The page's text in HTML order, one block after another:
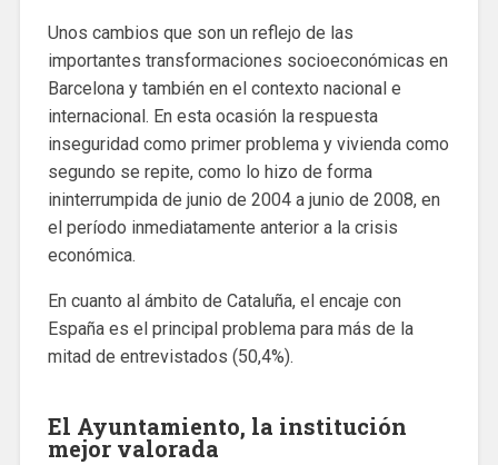
Unos cambios que son un reflejo de las
importantes transformaciones socioeconómicas en
Barcelona y también en el contexto nacional e
internacional. En esta ocasión la respuesta
inseguridad como primer problema y vivienda como
segundo se repite, como lo hizo de forma
ininterrumpida de junio de 2004 a junio de 2008, en
el período inmediatamente anterior a la crisis
económica.
En cuanto al ámbito de Cataluña, el encaje con
España es el principal problema para más de la
mitad de entrevistados (50,4%).
El Ayuntamiento, la institución
mejor valorada